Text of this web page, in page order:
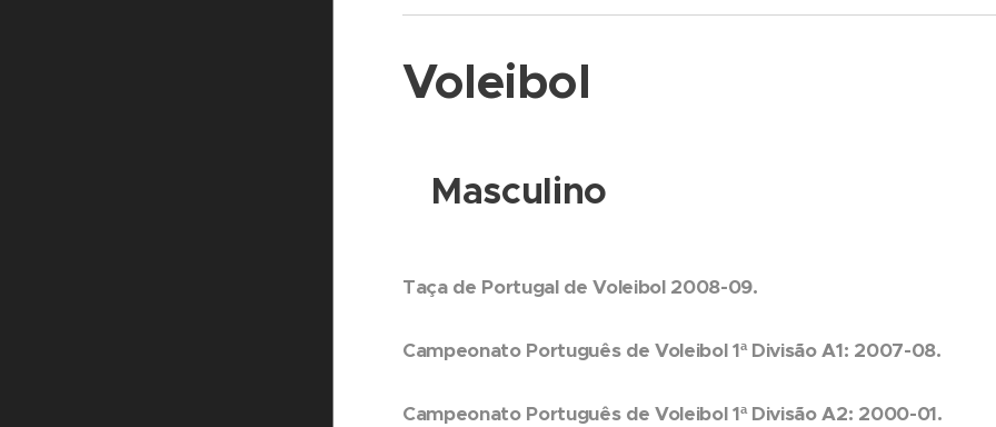
Voleibol
Masculino
Taça de Portugal de Voleibol 2008-09.
Campeonato Português de Voleibol 1ª Divisão A1: 2007-08.
Campeonato Português de Voleibol 1ª Divisão A2: 2000-01.